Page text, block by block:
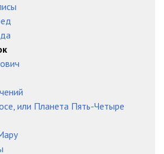
или Планета Пять-Четыре